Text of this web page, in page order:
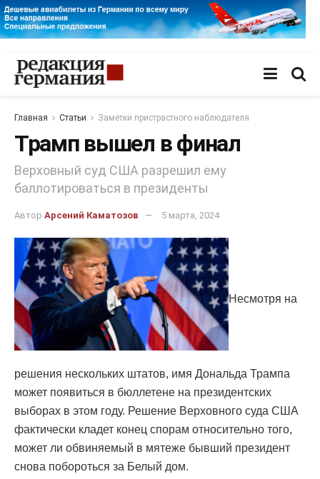
Главная Статьи Заметки пристрастного наблюдателя
Трамп вышел в финал
Верховный суд США разрешил ему
баллотироваться в президенты
Автор Арсений Каматозов 5 марта, 2024
Несмотря на
решения нескольких штатов, имя Дональда Трампа
может появиться в бюллетене на президентских
выборах в этом году. Решение Верховного суда США
фактически кладет конец спорам относительно того,
может ли обвиняемый в мятеже бывший президент
снова побороться за Белый дом.